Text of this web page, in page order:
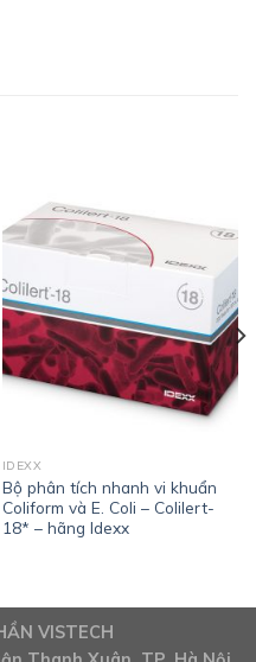
IDEXX
Bộ phân tích nhanh vi khuẩn
Coliform và E. Coli – Colilert-
18* – hãng Idexx
VISTECH